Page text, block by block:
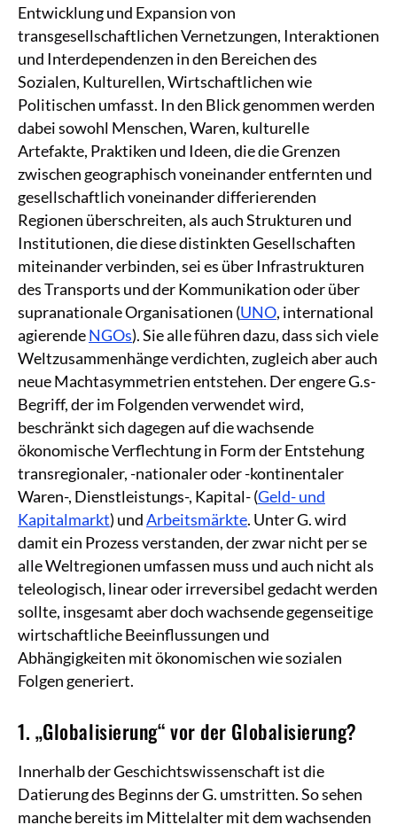
Entwicklung und Expansion von
transgesellschaftlichen Vernetzungen, Interaktionen
und Interdependenzen in den Bereichen des
Sozialen, Kulturellen, Wirtschaftlichen wie
Politischen umfasst. In den Blick genommen werden
dabei sowohl Menschen, Waren, kulturelle
Artefakte, Praktiken und Ideen, die die Grenzen
zwischen geographisch voneinander entfernten und
gesellschaftlich voneinander differierenden
Regionen überschreiten, als auch Strukturen und
Institutionen, die diese distinkten Gesellschaften
miteinander verbinden, sei es über Infrastrukturen
des Transports und der Kommunikation oder über
supranationale Organisationen (UNO, international
agierendeNGOs). Sie alle führen dazu, dass sich viele
Weltzusammenhänge verdichten, zugleich aber auch
neue Machtasymmetrien entstehen. Der engere G.s-
Begriff, der im Folgenden verwendet wird,
beschränkt sich dagegen auf die wachsende
ökonomische Verflechtung in Form der Entstehung
transregionaler, -nationaler oder -kontinentaler
Waren-, Dienstleistungs-, Kapital- (Geld- und
Kapitalmarkt) undArbeitsmärkte. Unter G. wird
damit ein Prozess verstanden, der zwar nicht per se
alle Weltregionen umfassen muss und auch nicht als
teleologisch, linear oder irreversibel gedacht werden
sollte, insgesamt aber doch wachsende gegenseitige
wirtschaftliche Beeinflussungen und
Abhängigkeiten mit ökonomischen wie sozialen
Folgen generiert.
1. „Globalisierung“ vor der Globalisierung?
Innerhalb der Geschichtswissenschaft ist die
Datierung des Beginns der G. umstritten. So sehen
manche bereits im Mittelalter mit dem wachsenden